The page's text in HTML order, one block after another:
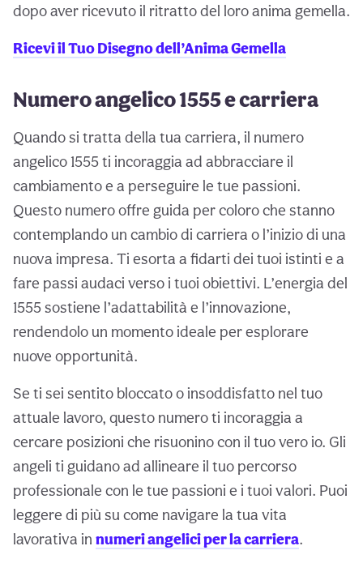
dopo aver ricevuto il ritratto del loro anima gemella.
Ricevi il Tuo Disegno dell’Anima Gemella
Numero angelico 1555 e carriera
Quando si tratta della tua carriera, il numero
angelico 1555 ti incoraggia ad abbracciare il
cambiamento e a perseguire le tue passioni.
Questo numero offre guida per coloro che stanno
contemplando un cambio di carriera o l’inizio di una
nuova impresa. Ti esorta a fidarti dei tuoi istinti e a
fare passi audaci verso i tuoi obiettivi. L’energia del
1555 sostiene l’adattabilità e l’innovazione,
rendendolo un momento ideale per esplorare
nuove opportunità.
Se ti sei sentito bloccato o insoddisfatto nel tuo
attuale lavoro, questo numero ti incoraggia a
cercare posizioni che risuonino con il tuo vero io. Gli
angeli ti guidano ad allineare il tuo percorso
professionale con le tue passioni e i tuoi valori. Puoi
leggere di più su come navigare la tua vita
lavorativa in numeri angelici per la carriera.